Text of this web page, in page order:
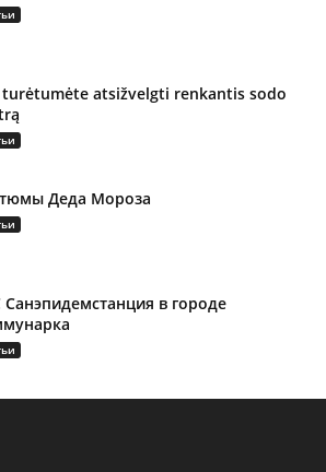
turėtumėte atsižvelgti renkantis sodo
Деда Мороза
Санэпидемстанция в городе